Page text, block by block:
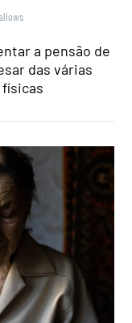
a pensão de
das várias